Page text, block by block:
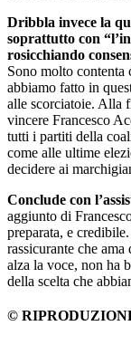
Dribbla invece la
soprattutto con
rosicchiando
Sono molto contenta
abbiamo fatto in
alle scorciatoie. Alla
vincere Francesco
tutti i partiti della
come alle ultime
decidere ai
Conclude con
aggiunto di
preparata, e
rassicurante che
alza la voce, non ha
della scelta che
©